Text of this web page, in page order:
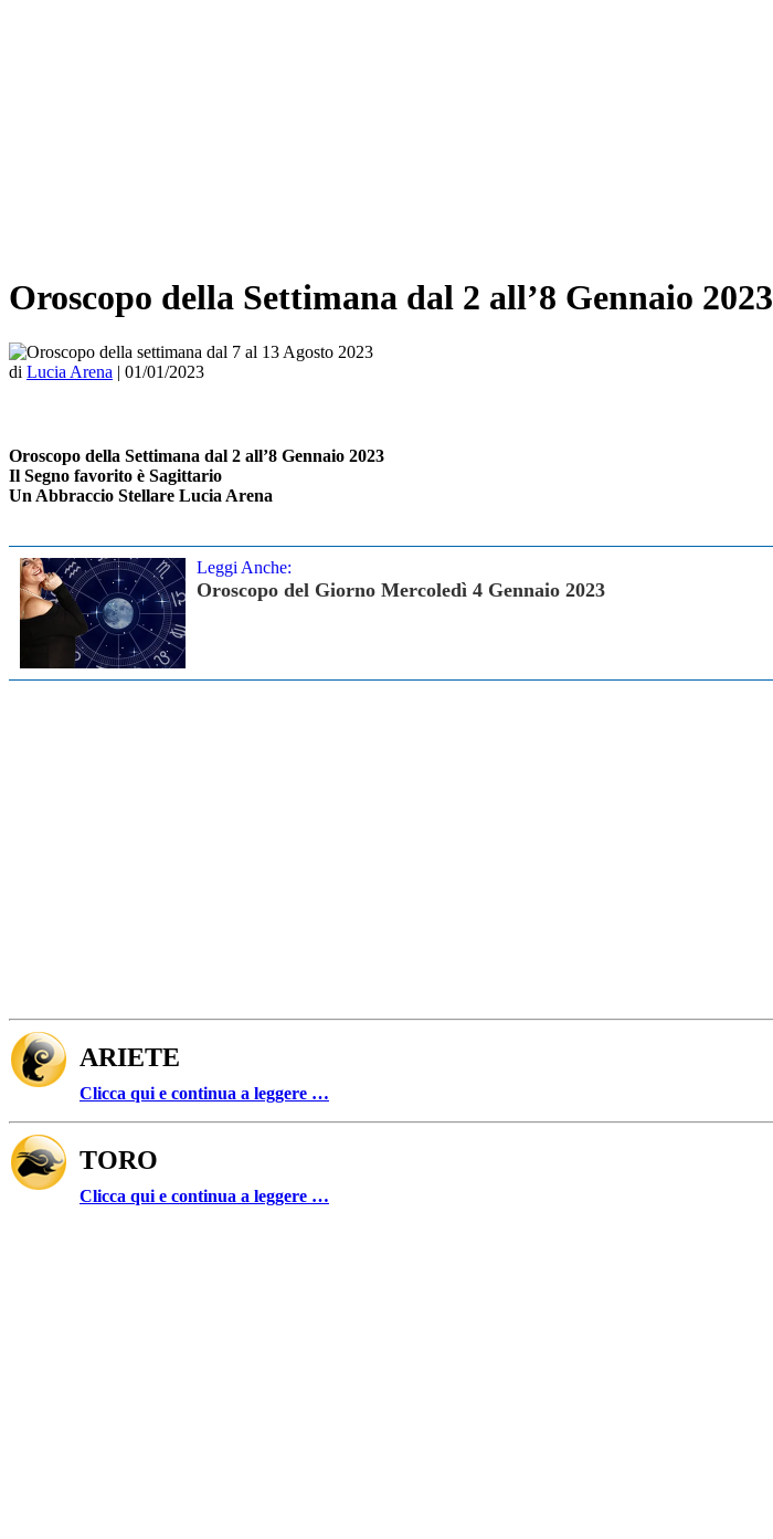
Oroscopo della Settimana dal 2 all’8 Gennaio 2023
di Lucia Arena | 01/01/2023
Oroscopo della Settimana dal 2 all’8 Gennaio 2023
Il Segno favorito è Sagittario
Un Abbraccio Stellare Lucia Arena
Leggi Anche:
Oroscopo del Giorno Mercoledì 4 Gennaio 2023
ARIETE
Clicca qui e continua a leggere …
TORO
Clicca qui e continua a leggere …